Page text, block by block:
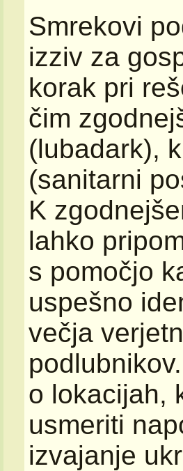
Smrekovi
izziv za
korak pri
čim
(lubadark),
(sanitarni
K
lahko
s pomočjo
uspešno
večja
o lokacijah,
usmeriti
izvajanje